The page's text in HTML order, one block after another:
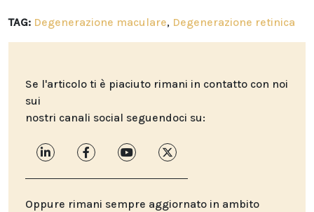
TAG: Degenerazione maculare, Degenerazione retinica
Se l'articolo ti è piaciuto rimani in contatto con noi
sui
nostri canali social seguendoci su:
Oppure rimani sempre aggiornato in ambito